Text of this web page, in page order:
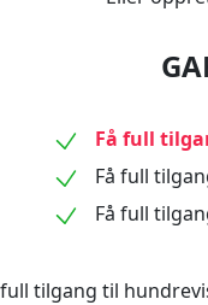
Få full
Få full
Få full
tilgang til